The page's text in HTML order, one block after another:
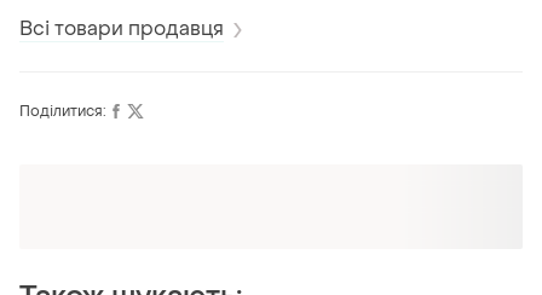
штани-палaццо
Всі товари продавця
Поділитися: